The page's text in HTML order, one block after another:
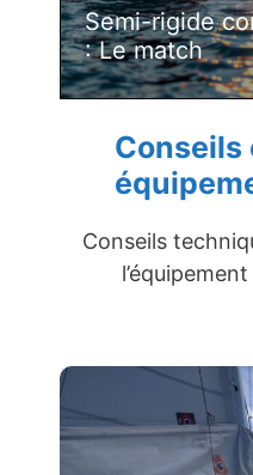
Semi-rigide
: Le match
Conseils
Conseils